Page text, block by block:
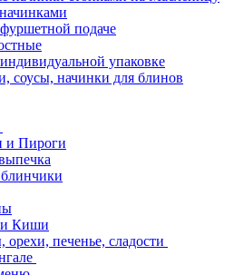
подаче
упаковке
соусы, начинки для блинов
и Пироги
и Киши
печенье, сладости